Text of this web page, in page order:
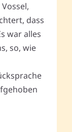
dass
war alles
so, wie